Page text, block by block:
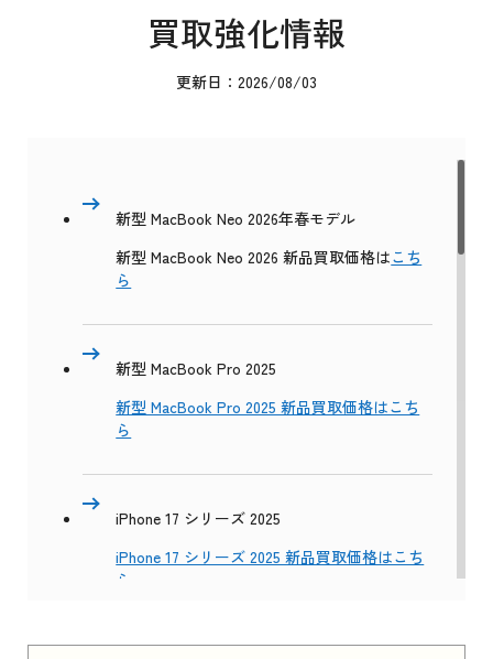
買取強化情報
更新日：2026/08/03
新型 MacBook Neo 2026年春モデル
新型 MacBook Neo 2026 新品買取価格はこち
ら
新型 MacBook Pro 2025
新型 MacBook Pro 2025 新品買取価格はこち
ら
iPhone 17 シリーズ 2025
iPhone 17 シリーズ 2025 新品買取価格はこち
ら